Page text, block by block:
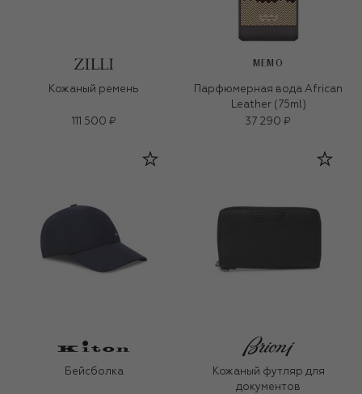
Кожаный ремень
111 500 ₽
MEMO
Парфюмерная вода African
Leather (75ml)
37 290 ₽
Бейсболка
Кожаный футляр для
документов